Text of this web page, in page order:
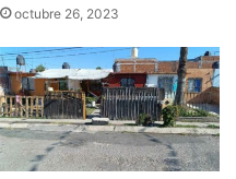
octubre 26, 2023